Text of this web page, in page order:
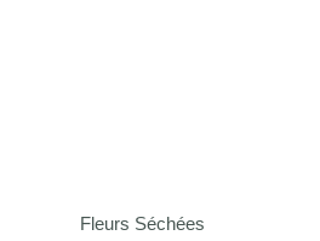
Fleurs Séchées